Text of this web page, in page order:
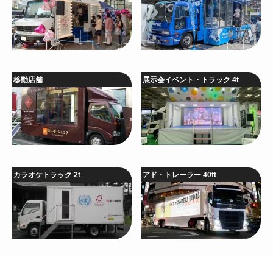
移動店舗 展示会イベント・トラック 4t
カラオケトラック 2t アド・トレーラー 40ft